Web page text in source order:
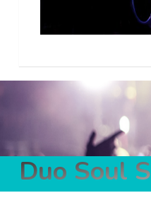
Duo Soul